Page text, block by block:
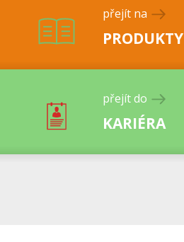
přejít na
PRODUKTY
přejít do
KARIÉRA